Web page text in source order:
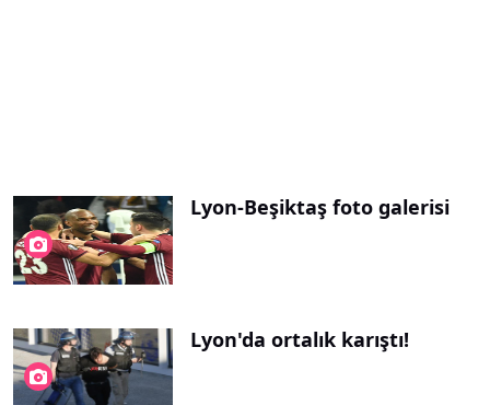
Lyon-Beşiktaş foto galerisi
Lyon'da ortalık karıştı!